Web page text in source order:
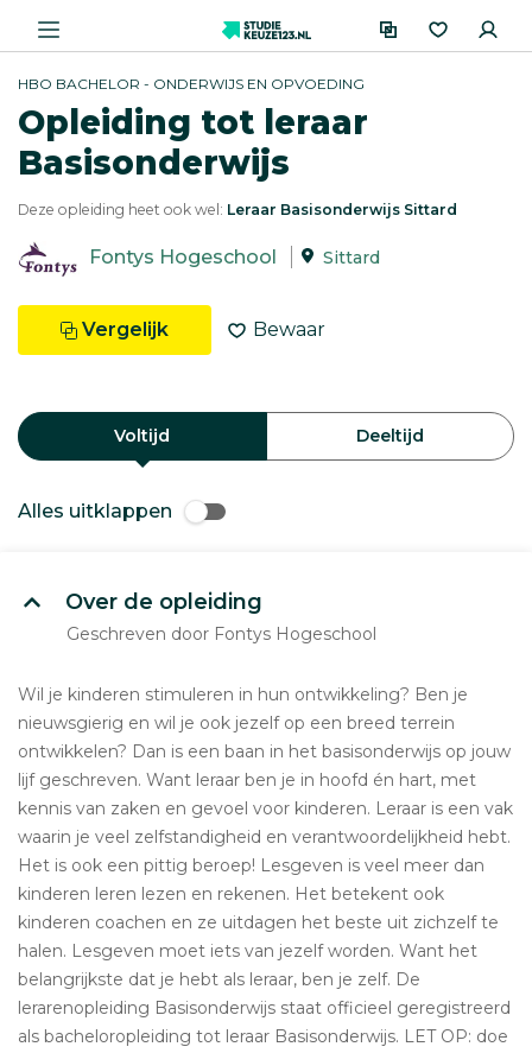
HBO BACHELOR - ONDERWIJS EN OPVOEDING
Opleiding tot leraar
Basisonderwijs
Deze opleiding heet ook wel: Leraar Basisonderwijs Sittard
Fontys Hogeschool Sittard
Vergelijk Bewaar
Voltijd Deeltijd
Alles uitklappen
Over de opleiding
Geschreven door Fontys Hogeschool
Wil je kinderen stimuleren in hun ontwikkeling? Ben je
nieuwsgierig en wil je ook jezelf op een breed terrein
ontwikkelen? Dan is een baan in het basisonderwijs op jouw
lijf geschreven. Want leraar ben je in hoofd én hart, met
kennis van zaken en gevoel voor kinderen. Leraar is een vak
waarin je veel zelfstandigheid en verantwoordelijkheid hebt.
Het is ook een pittig beroep! Lesgeven is veel meer dan
kinderen leren lezen en rekenen. Het betekent ook
kinderen coachen en ze uitdagen het beste uit zichzelf te
halen. Lesgeven moet iets van jezelf worden. Want het
belangrijkste dat je hebt als leraar, ben je zelf. De
lerarenopleiding Basisonderwijs staat officieel geregistreerd
als bacheloropleiding tot leraar Basisonderwijs. LET OP: doe